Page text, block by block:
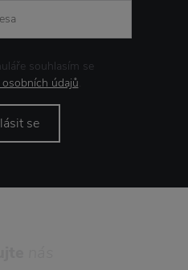
souhlasím se
údajů.
se